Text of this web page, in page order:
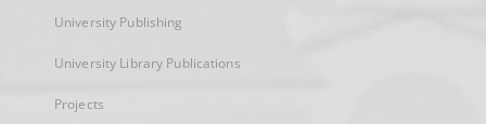
University Publishing
University Library Publications
Projects